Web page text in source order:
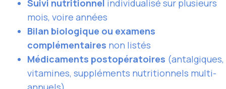
Suivi nutritionnel individualisé sur plusieurs
mois, voire années
Bilan biologique ou examens
complémentaires non listés
Médicaments postopératoires (antalgiques,
vitamines, suppléments nutritionnels multi-